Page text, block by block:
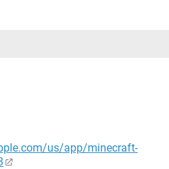
us/app/minecraft-